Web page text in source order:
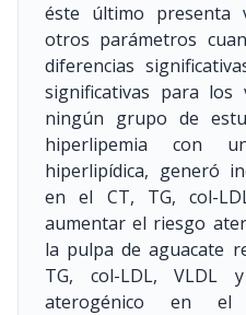
éste último presenta
otros parámetros
diferencias
significativas para los
ningún grupo de
hiperlipemia con
hiperlipídica, generó
en el CT, TG, col-
aumentar el riesgo
la pulpa de aguacate
TG, col-LDL, VLDL
aterogénico en